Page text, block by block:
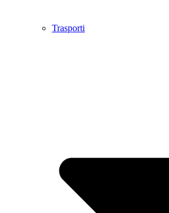
Trasporti